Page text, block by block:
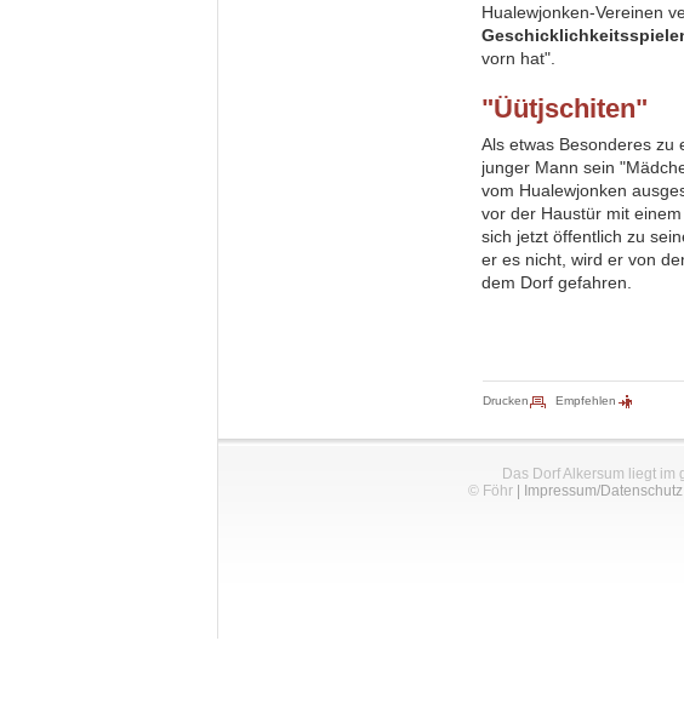
Hualewjonken-Vereinen
vorn hat".
"Üütjschiten"
Als etwas Besonderes zu
junger Mann sein
vom Hualewjonken
vor der Haustür mit
sich jetzt öffentlich zu
er es nicht, wird er von
dem Dorf gefahren.
Drucken Empfehlen
Das Dorf Alkersum liegt im
© Föhr| Impressum/Datenschutz